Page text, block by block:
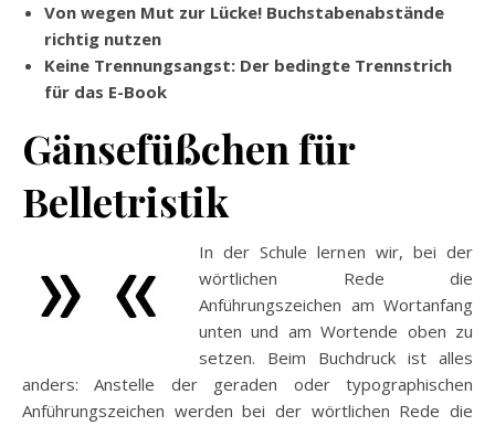
Von wegen Mut zur Lücke! Buchstabenabstände
richtig nutzen
Keine Trennungsangst: Der bedingte Trennstrich
für das E-Book
Gänsefüßchen für
Belletristik
In der Schule lernen wir, bei der
wörtlichen Rede die
Anführungszeichen am Wortanfang
unten und am Wortende oben zu
setzen. Beim Buchdruck ist alles
anders: Anstelle der geraden oder typographischen
Anführungszeichen werden bei der wörtlichen Rede die